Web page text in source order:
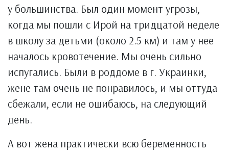
у большинства. Был один момент угрозы,
когда мы пошли с Ирой на тридцатой неделе
в школу за детьми (около 2.5 км) и там у нее
началось кровотечение. Мы очень сильно
испугались. Были в роддоме в г. Украинки,
жене там очень не понравилось, и мы оттуда
сбежали, если не ошибаюсь, на следующий
день.
А вот жена практически всю беременность